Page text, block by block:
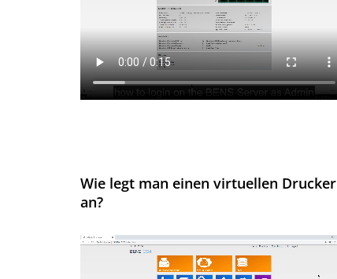
Wie legt man einen virtuellen Drucker
an?